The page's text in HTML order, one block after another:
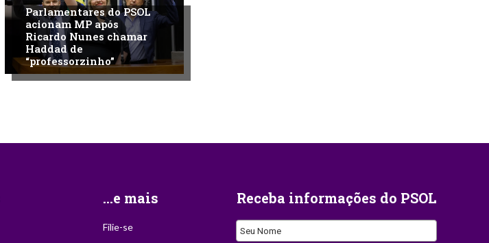
Parlamentares do PSOL
acionam MP após
Ricardo Nunes chamar
Haddad de
“professorzinho”
...e mais
Filie-se
Receba informações do PSOL
Seu Nome